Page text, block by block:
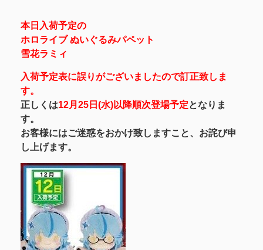
本日入荷予定の
ホロライブ ぬいぐるみパペット
雪花ラミィ
入荷予定表に誤りがございましたので訂正致しま
す。
正しくは12月25日(水)以降順次登場予定となりま
す。
お客様にはご迷惑をおかけ致しますこと、お詫び申
し上げます。